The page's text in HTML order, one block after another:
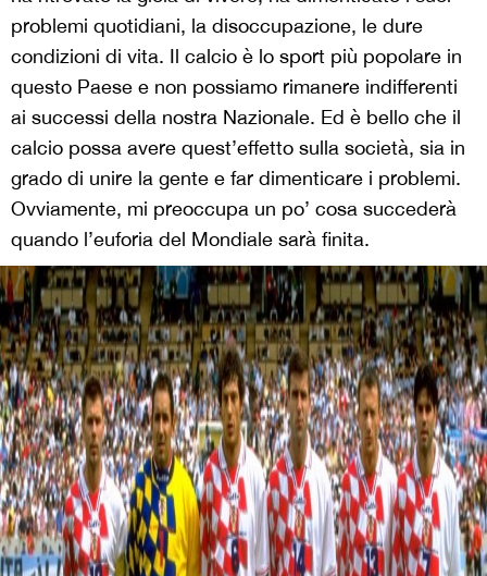
problemi quotidiani, la disoccupazione, le dure
condizioni di vita. Il calcio è lo sport più popolare in
questo Paese e non possiamo rimanere indifferenti
ai successi della nostra Nazionale. Ed è bello che il
calcio possa avere quest’effetto sulla società, sia in
grado di unire la gente e far dimenticare i problemi.
Ovviamente, mi preoccupa un po’ cosa succederà
quando l’euforia del Mondiale sarà finita.